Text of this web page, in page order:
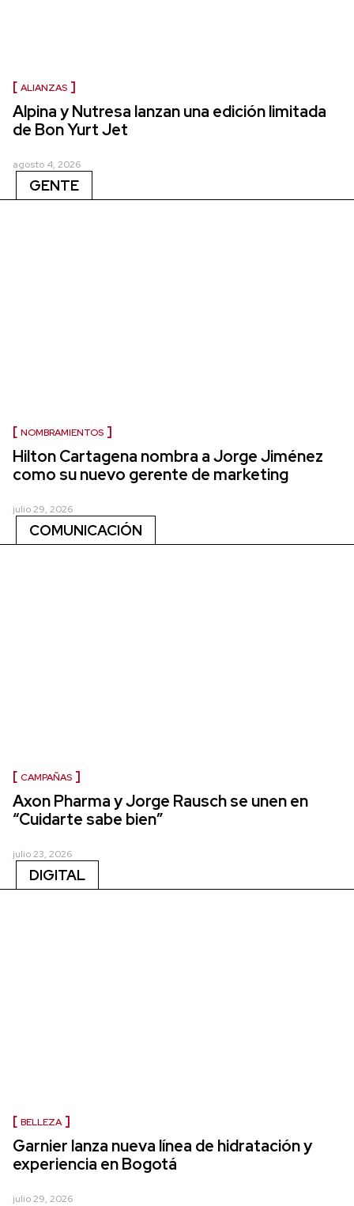
ALIANZAS
Alpina y Nutresa lanzan una edición limitada
de Bon Yurt Jet
agosto 4, 2026
GENTE
NOMBRAMIENTOS
Hilton Cartagena nombra a Jorge Jiménez
como su nuevo gerente de marketing
julio 29, 2026
COMUNICACIÓN
CAMPAÑAS
Axon Pharma y Jorge Rausch se unen en
“Cuidarte sabe bien”
julio 23, 2026
DIGITAL
BELLEZA
Garnier lanza nueva línea de hidratación y
experiencia en Bogotá
julio 29, 2026